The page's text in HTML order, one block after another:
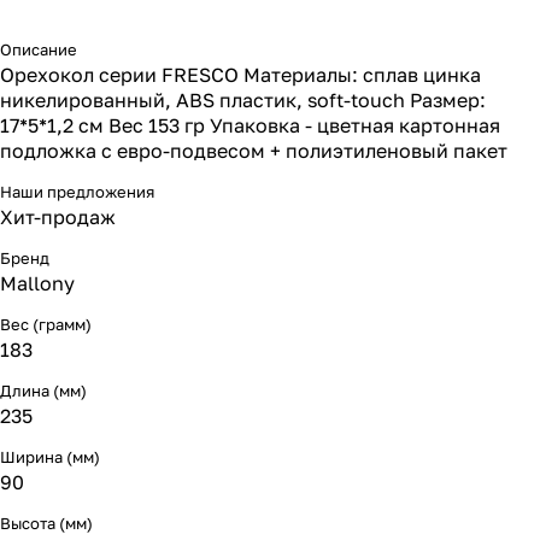
Описание
Орехокол серии FRESCO Материалы: сплав цинка
никелированный, ABS пластик, soft-touch Размер:
17*5*1,2 см Вес 153 гр Упаковка - цветная картонная
подложка с евро-подвесом + полиэтиленовый пакет
Наши предложения
Хит-продаж
Бренд
Mallony
Вес (грамм)
183
Длина (мм)
235
Ширина (мм)
90
Высота (мм)